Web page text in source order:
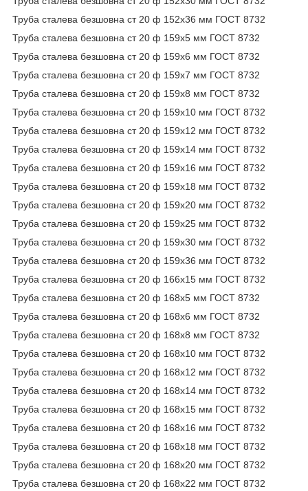
Труба сталева безшовна ст 20 ф 152х36 мм ГОСТ 8732
Труба сталева безшовна ст 20 ф 159х5 мм ГОСТ 8732
Труба сталева безшовна ст 20 ф 159х6 мм ГОСТ 8732
Труба сталева безшовна ст 20 ф 159х7 мм ГОСТ 8732
Труба сталева безшовна ст 20 ф 159х8 мм ГОСТ 8732
Труба сталева безшовна ст 20 ф 159х10 мм ГОСТ 8732
Труба сталева безшовна ст 20 ф 159х12 мм ГОСТ 8732
Труба сталева безшовна ст 20 ф 159х14 мм ГОСТ 8732
Труба сталева безшовна ст 20 ф 159х16 мм ГОСТ 8732
Труба сталева безшовна ст 20 ф 159х18 мм ГОСТ 8732
Труба сталева безшовна ст 20 ф 159х20 мм ГОСТ 8732
Труба сталева безшовна ст 20 ф 159х25 мм ГОСТ 8732
Труба сталева безшовна ст 20 ф 159х30 мм ГОСТ 8732
Труба сталева безшовна ст 20 ф 159х36 мм ГОСТ 8732
Труба сталева безшовна ст 20 ф 166х15 мм ГОСТ 8732
Труба сталева безшовна ст 20 ф 168х5 мм ГОСТ 8732
Труба сталева безшовна ст 20 ф 168х6 мм ГОСТ 8732
Труба сталева безшовна ст 20 ф 168х8 мм ГОСТ 8732
Труба сталева безшовна ст 20 ф 168х10 мм ГОСТ 8732
Труба сталева безшовна ст 20 ф 168х12 мм ГОСТ 8732
Труба сталева безшовна ст 20 ф 168х14 мм ГОСТ 8732
Труба сталева безшовна ст 20 ф 168х15 мм ГОСТ 8732
Труба сталева безшовна ст 20 ф 168х16 мм ГОСТ 8732
Труба сталева безшовна ст 20 ф 168х18 мм ГОСТ 8732
Труба сталева безшовна ст 20 ф 168х20 мм ГОСТ 8732
Труба сталева безшовна ст 20 ф 168х22 мм ГОСТ 8732